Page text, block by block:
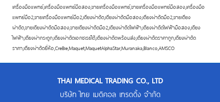
เครื่องมือแพทย์,เครื่องมือแพทย์มือสอง,ขายเครื่องมือแพทย์,ขายเครื่องมือแพทย์มือสอง,เครื่องมือ
แพทย์มือ2,ขายเครื่องมือแพทย์มือ2,เตียงผ่าตัด,เตียงผ่าตัดมือสอง,เตียงผ่าตัดมือ2,ขายเตียง
ผ่าตัด,ขายเตียงผ่าตัดมือสอง,ขายเตียงผ่าตัดมือ2,เตียงผ่าตัดไฟฟ้า,เตียงผ่าตัดไฟฟ้ามือสอง,เตียง
ไฟฟ้า,เตียงผ่ากระดูก,เตียงผ่าตัดเอกซเรย์ได้,เตียงผ่าตัดพร้อมส่ง,เตียงผ่าตัดราคาถูก,เตียงผ่าตัด
ราคา,เตียงผ่าตัดยี่ห้อ,CreBie,Maquet,MaquetAlphaStar,Muranaka,Blanco,AMSCO
THAI MEDICAL TRADING CO., LTD
บริษัท ไทย เมดิคอล เทรดดิ้ง จำกัด